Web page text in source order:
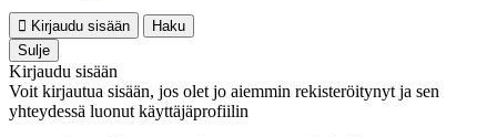
Kirjaudu sisään
Haku
Sulje
Kirjaudu sisään
Voit kirjautua sisään, jos olet jo aiemmin rekisteröitynyt ja sen
yhteydessä luonut käyttäjäprofiilin